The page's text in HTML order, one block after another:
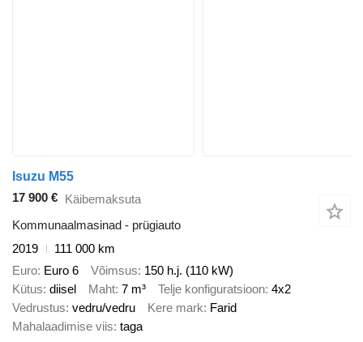
Isuzu M55
17 900 € Käibemaksuta
Kommunaalmasinad - prügiauto
2019
111 000 km
Euro Euro 6 Võimsus 150 h.j. (110 kW)
Kütus diisel Maht 7 m³ Telje konfiguratsioon 4x2
Vedrustus vedru/vedru Kere mark Farid
Mahalaadimise viis taga